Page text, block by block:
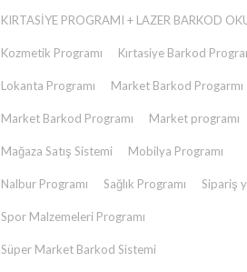
KIRTASİYE PROGRAMI + LAZER BARKOD
Kozmetik Programı Kırtasiye Barkod
Lokanta Programı Market Barkod Progarmı
Market Barkod Programı Market programı
Mağaza Satış Sistemi Mobilya Programı
Nalbur Programı Sağlık Programı Sipariş
Spor Malzemeleri Programı
Süper Market Barkod Sistemi